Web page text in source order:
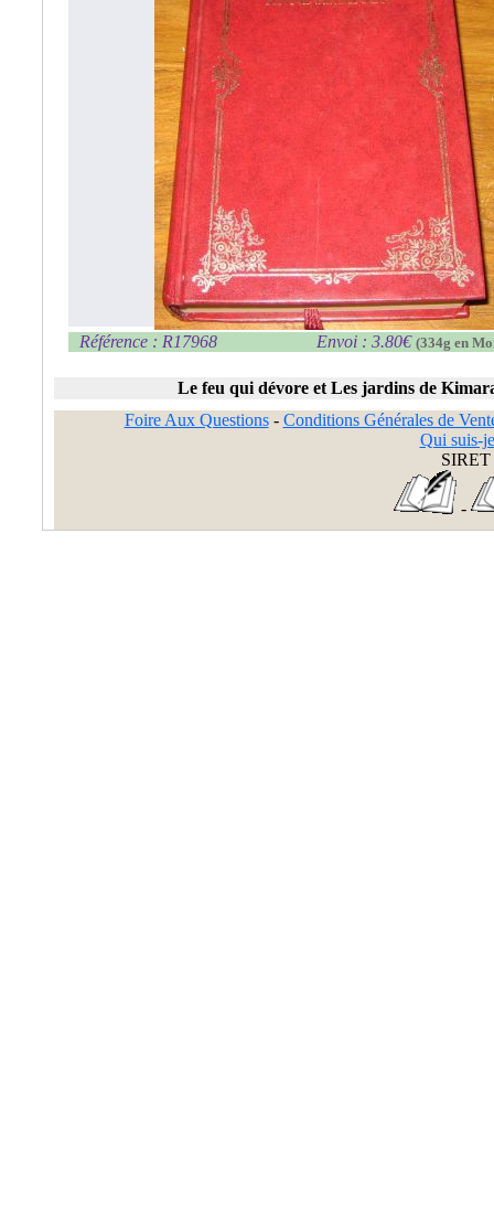
Référence : R17968 Envoi : 3.80€ (334g en
Le feu qui dévore et Les jardins de
Foire Aux Questions- Conditions Générales de
Qui suis-
SIRET
-